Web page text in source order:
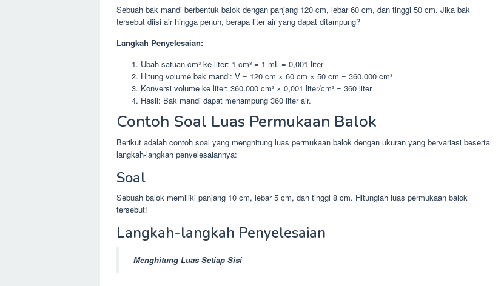
Sebuah bak mandi berbentuk balok dengan panjang 120 cm, lebar 60 cm, dan tinggi 50 cm. Jika bak
tersebut diisi air hingga penuh, berapa liter air yang dapat ditampung?
Langkah Penyelesaian:
Ubah satuan cm³ ke liter: 1 cm³ = 1 mL = 0,001 liter
Hitung volume bak mandi: V = 120 cm × 60 cm × 50 cm = 360.000 cm³
Konversi volume ke liter: 360.000 cm³ × 0,001 liter/cm³ = 360 liter
Hasil: Bak mandi dapat menampung 360 liter air.
Contoh Soal Luas Permukaan Balok
Berikut adalah contoh soal yang menghitung luas permukaan balok dengan ukuran yang bervariasi beserta
langkah-langkah penyelesaiannya:
Soal
Sebuah balok memiliki panjang 10 cm, lebar 5 cm, dan tinggi 8 cm. Hitunglah luas permukaan balok
tersebut!
Langkah-langkah Penyelesaian
Menghitung Luas Setiap Sisi